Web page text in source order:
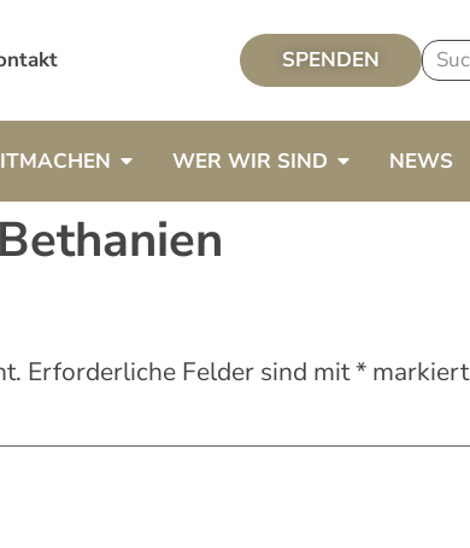
SPENDEN
WER WIR SIND NEWS
Erforderliche Felder sind mit* markiert